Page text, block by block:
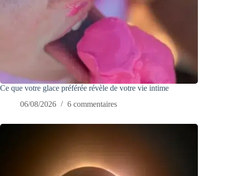
Ce que votre glace préférée révèle de votre vie intime
06/08/2026
6 commentaires